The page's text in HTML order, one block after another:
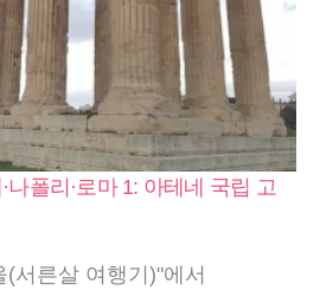
나폴리·로마 1: 아테네 국립 고
서른살 여행기)"에서